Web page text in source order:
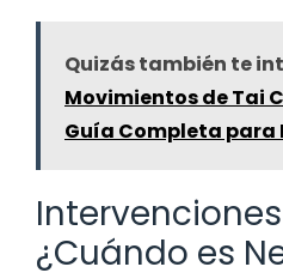
Quizás también te
Movimientos de Tai
Guía Completa para
¿Cuándo es